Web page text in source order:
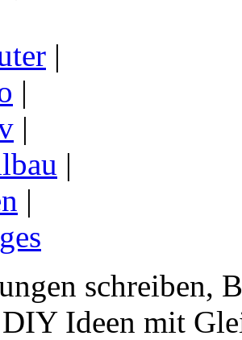
|
|
|
|
|
schreiben,
Ideen mit